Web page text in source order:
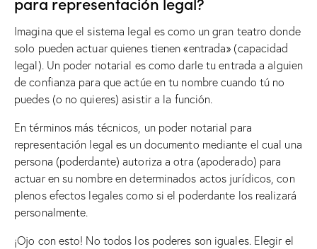
Imagina que el sistema legal es como un gran teatro donde
solo pueden actuar quienes tienen «entrada» (capacidad
legal). Un poder notarial es como darle tu entrada a alguien
de confianza para que actúe en tu nombre cuando tú no
puedes (o no quieres) asistir a la función.
En términos más técnicos, un poder notarial para
representación legal es un documento mediante el cual una
persona (poderdante) autoriza a otra (apoderado) para
actuar en su nombre en determinados actos jurídicos, con
plenos efectos legales como si el poderdante los realizará
personalmente.
¡Ojo con esto! No todos los poderes son iguales. Elegir el